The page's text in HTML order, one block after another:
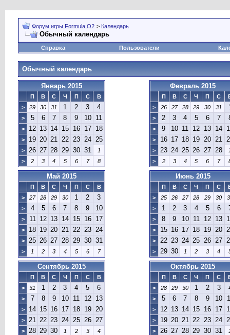
Форум игры Formula O2 > Календарь
Обычный календарь
Справка Пользователи
Обычный календарь
Январь 2015
П В С Ч П С
В
>
29 30 31 1 2 3 4
> 5 6 7 8 9 10 11
> 12 13 14 15 16 17 18
> 19 20 21 22 23 24 25
> 26 27 28 29 30 31
1
>
2 3 4 5 6 7 8
Февраль 2015
П В С Ч П С
>
26 27 28 29 30 31
> 2 3 4 5 6 7
> 9 10 11 12 13 14
> 16 17 18 19 20 21
> 23 24 25 26 27 28
>
2 3 4 5 6 7
Май 2015
П В С Ч П С
В
>
27 28 29 30 1 2 3
> 4 5 6 7 8 9 10
> 11 12 13 14 15 16 17
> 18 19 20 21 22 23 24
> 25 26 27 28 29 30 31
> 1 2 3 4 5 6 7
Июнь 2015
П В С Ч П С
>
25 26 27 28 29 30
>
1 2 3 4 5 6
> 8 9 10 11 12 13
> 15 16 17 18 19 20
> 22 23 24 25 26 27
> 29 30 1 2 3 4
Сентябрь 2015
П В С Ч П С
В
>
31 1 2 3 4 5 6
> 7 8 9 10 11 12 13
> 14 15 16 17 18 19 20
> 21 22 23 24 25 26 27
> 28 29 30 1 2 3
4
Октябрь 2015
П В С Ч П С
>
28 29 30 1 2 3
> 5 6 7 8 9 10
> 12 13 14 15 16 17
> 19 20 21 22 23 24
> 26 27 28 29 30 31